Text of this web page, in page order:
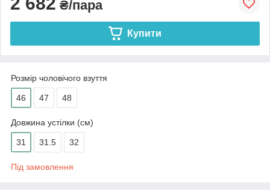
₴/пара
Купити
Розмір чоловічого взуття
46 47 48
Довжина устілки (см)
31 31.5 32
Під замовлення